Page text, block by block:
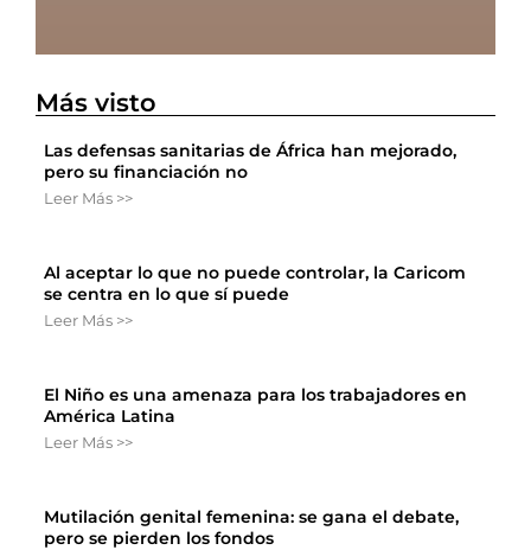
Más visto
Las defensas sanitarias de África han mejorado,
pero su financiación no
Leer Más >>
Al aceptar lo que no puede controlar, la Caricom
se centra en lo que sí puede
Leer Más >>
El Niño es una amenaza para los trabajadores en
América Latina
Leer Más >>
Mutilación genital femenina: se gana el debate,
pero se pierden los fondos